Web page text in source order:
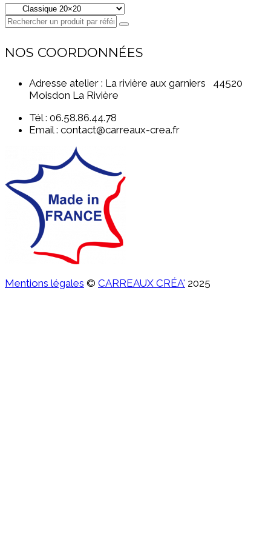
NOS COORDONNÉES
Adresse atelier : La rivière aux garniers 44520
Moisdon La Rivière
Tél : 06.58.86.44.78
Email : contact@carreaux-crea.fr
Mentions légales © CARREAUX CRÉA' 2025